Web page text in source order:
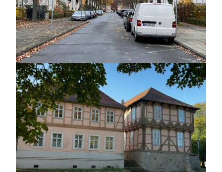
https://jedu.fi/wp-
content/uploads/2026/02/wolfsburg_-4.jpg